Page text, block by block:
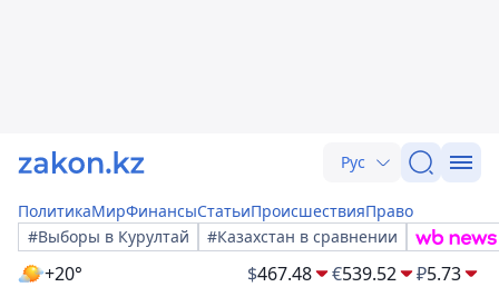
Рус
ПолитикаМирФинансыСтатьиПроисшествияПраво
#Выборы в Курултай
#Казахстан в сравнении
+20° $467.48 €539.52 ₽5.73